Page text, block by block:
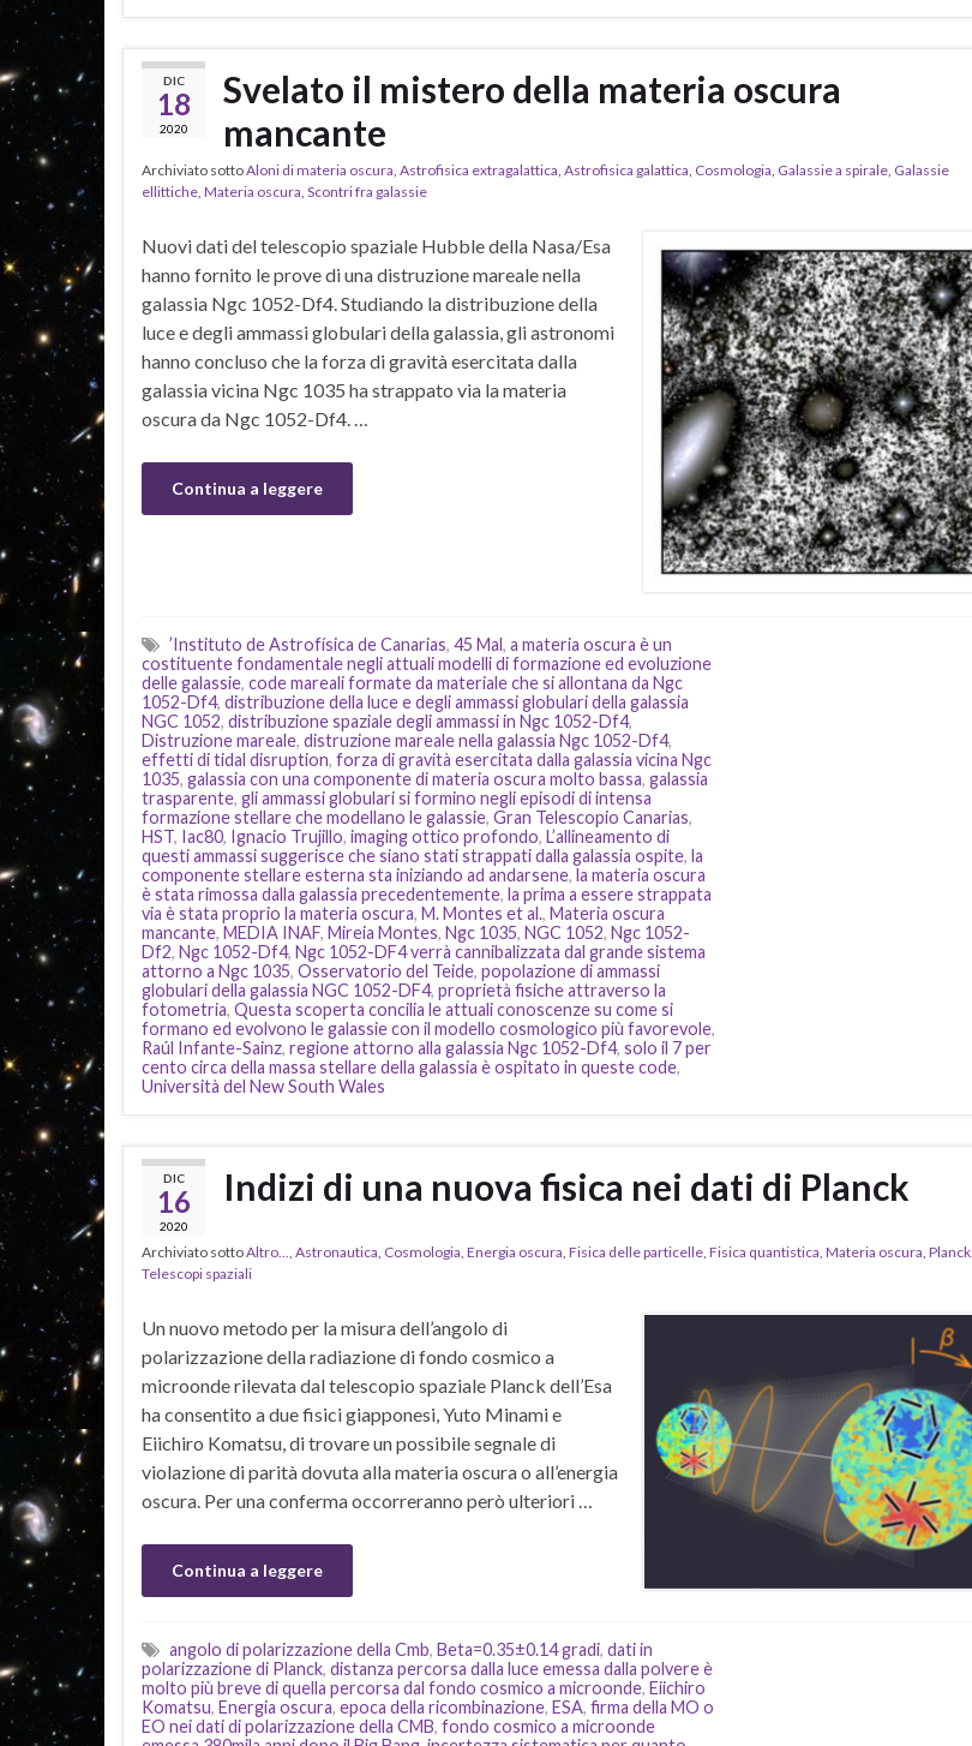
DIC
18
2020
Svelato il mistero della materia oscura
mancante
Archiviato sottoAloni di materia oscura Astrofisica extragalattica Astrofisica galattica Cosmologia Galassie a spirale Galassie
ellittiche Materia oscura Scontri fra galassie
Nuovi dati del telescopio spaziale Hubble della Nasa/Esa
hanno fornito le prove di una distruzione mareale nella
galassia Ngc 1052-Df4. Studiando la distribuzione della
luce e degli ammassi globulari della galassia, gli astronomi
hanno concluso che la forza di gravità esercitata dalla
galassia vicina Ngc 1035 ha strappato via la materia
oscura da Ngc 1052-Df4. …
Continua a leggere
’Instituto de Astrofísica de Canarias, 45 Mal, a materia oscura è un
costituente fondamentale negli attuali modelli di formazione ed evoluzione
delle galassie, code mareali formate da materiale che si allontana da Ngc
1052-Df4, distribuzione della luce e degli ammassi globulari della galassia
NGC 1052, distribuzione spaziale degli ammassi in Ngc 1052-Df4,
Distruzione mareale, distruzione mareale nella galassia Ngc 1052-Df4,
effetti di tidal disruption, forza di gravità esercitata dalla galassia vicina Ngc
1035, galassia con una componente di materia oscura molto bassa, galassia
trasparente, gli ammassi globulari si formino negli episodi di intensa
formazione stellare che modellano le galassie, Gran Telescopio Canarias,
HST, Iac80, Ignacio Trujillo, imaging ottico profondo, L’allineamento di
questi ammassi suggerisce che siano stati strappati dalla galassia ospite, la
componente stellare esterna sta iniziando ad andarsene, la materia oscura
è stata rimossa dalla galassia precedentemente, la prima a essere strappata
via è stata proprio la materia oscura, M. Montes et al., Materia oscura
mancante, MEDIA INAF, Mireia Montes, Ngc 1035, NGC 1052, Ngc 1052-
Df2, Ngc 1052-Df4, Ngc 1052-DF4 verrà cannibalizzata dal grande sistema
attorno a Ngc 1035, Osservatorio del Teide, popolazione di ammassi
globulari della galassia NGC 1052-DF4, proprietà fisiche attraverso la
fotometria, Questa scoperta concilia le attuali conoscenze su come si
formano ed evolvono le galassie con il modello cosmologico più favorevole,
Raúl Infante-Sainz, regione attorno alla galassia Ngc 1052-Df4, solo il 7 per
cento circa della massa stellare della galassia è ospitato in queste code,
Università del New South Wales
DIC
16
2020
Indizi di una nuova fisica nei dati di Planck
Archiviato sottoAltro... Astronautica Cosmologia Energia oscura Fisica delle particelle Fisica quantistica Materia oscura Planck
Telescopi spaziali
Un nuovo metodo per la misura dell’angolo di
polarizzazione della radiazione di fondo cosmico a
microonde rilevata dal telescopio spaziale Planck dell’Esa
ha consentito a due fisici giapponesi, Yuto Minami e
Eiichiro Komatsu, di trovare un possibile segnale di
violazione di parità dovuta alla materia oscura o all’energia
oscura. Per una conferma occorreranno però ulteriori …
Continua a leggere
angolo di polarizzazione della Cmb, Beta=0.35±0.14 gradi, dati in
polarizzazione di Planck, distanza percorsa dalla luce emessa dalla polvere è
molto più breve di quella percorsa dal fondo cosmico a microonde, Eiichiro
Komatsu, Energia oscura, epoca della ricombinazione, ESA, firma della MO o
EO nei dati di polarizzazione della CMB, fondo cosmico a microonde